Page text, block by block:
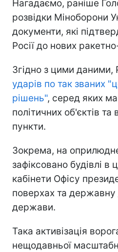
Нагадаємо, раніше
розвідки Міноборони
документи, які
Росії до нових
Згідно з цими даними,
ударів по так званих
рішень", серед яких
політичних об'єктів та
пункти.
Зокрема, на
зафіксовано будівлі в
кабінети Офісу
поверхах та державну
держави.
Така активізація
нещодавньої